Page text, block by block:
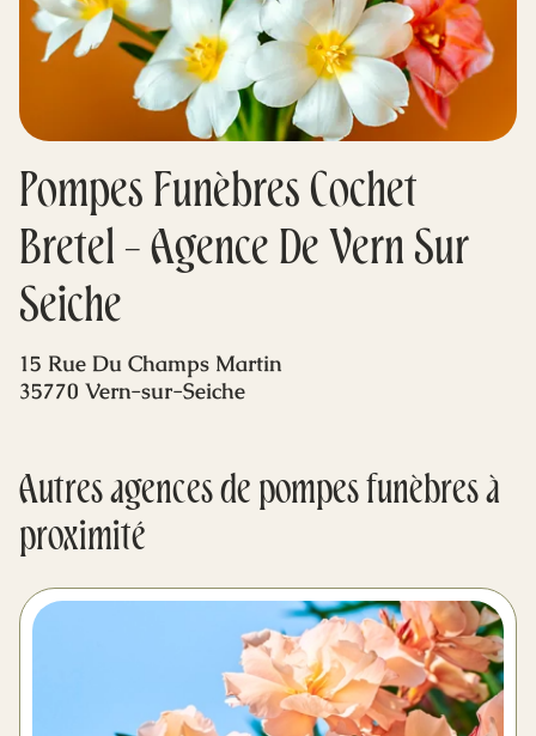
Livraison de fleurs
Blog
Mes dernières volontés
Pompes Funèbres Cochet
Bretel - Agence De Vern Sur
Seiche
15 Rue Du Champs Martin
35770 Vern-sur-Seiche
Autres agences de pompes funèbres à
proximité